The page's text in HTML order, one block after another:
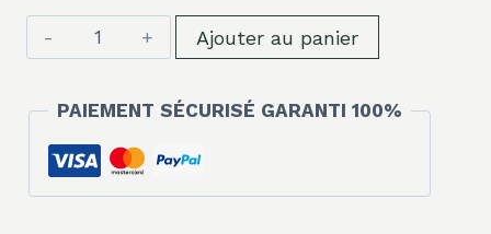
quantité
de
du
fleuriste
pastel
Ajouter au panier
PAIEMENT SÉCURISÉ GARANTI 100%